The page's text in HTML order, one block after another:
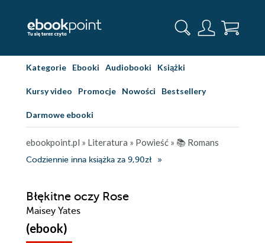
Kategorie Ebooki Audiobooki Książki
Kursy video Promocje Nowości Bestsellery
Darmowe ebooki
ebookpoint.pl » Literatura » Powieść » 📚 Romans
Codziennie inna książka za 9,90zł
Błękitne oczy Rose
Maisey Yates
(ebook)